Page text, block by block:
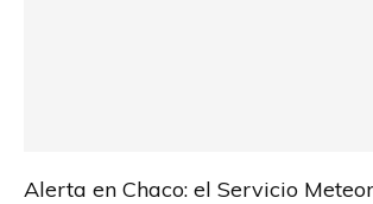
Alerta en Chaco: el Servicio